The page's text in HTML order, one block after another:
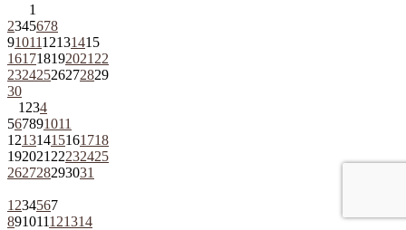
1
2345678
9101112131415
161718192021 22
23242526272829
30
1 234
567891011
12131415161718
192021 22232425
262728293031
1 234567
891011121314